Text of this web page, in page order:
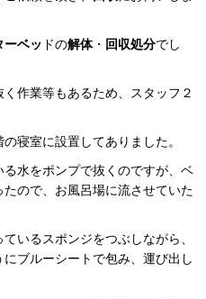
ーベッ ドの解体・ 回収処分でし
く作業等もあるため、スタッフ２
寝室に設置してありました。
る水をポンプで抜くのですが、ベ
ので、お風呂場に流させていた
いるスポンジをつぶしながら、
ブルーシートで包み、運び出し